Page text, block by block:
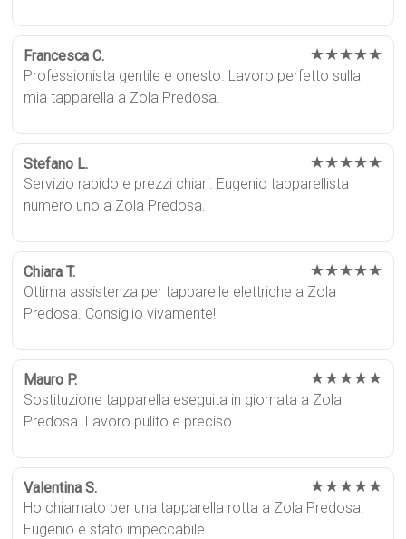
Francesca C. ★★★★★
Professionista gentile e onesto. Lavoro perfetto sulla
mia tapparella a Zola Predosa.
Stefano L. ★★★★★
Servizio rapido e prezzi chiari. Eugenio tapparellista
numero uno a Zola Predosa.
Chiara T. ★★★★★
Ottima assistenza per tapparelle elettriche a Zola
Predosa. Consiglio vivamente!
Mauro P. ★★★★★
Sostituzione tapparella eseguita in giornata a Zola
Predosa. Lavoro pulito e preciso.
Valentina S. ★★★★★
Ho chiamato per una tapparella rotta a Zola Predosa.
Eugenio è stato impeccabile.